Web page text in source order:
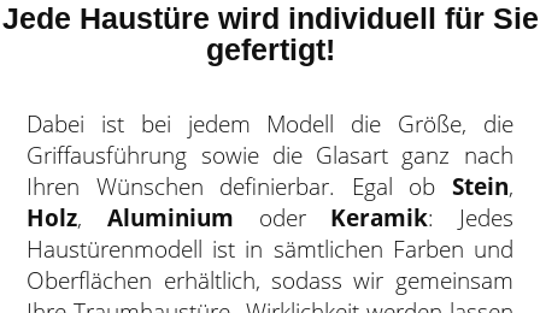
Jede Haustüre wird individuell für Sie
gefertigt!
Dabei ist bei jedem Modell die Größe, die
Griffausführung sowie die Glasart ganz nach
Ihren Wünschen definierbar. Egal ob Stein,
Holz, Aluminium oder Keramik: Jedes
Haustürenmodell ist in sämtlichen Farben und
Oberflächen erhältlich, sodass wir gemeinsam